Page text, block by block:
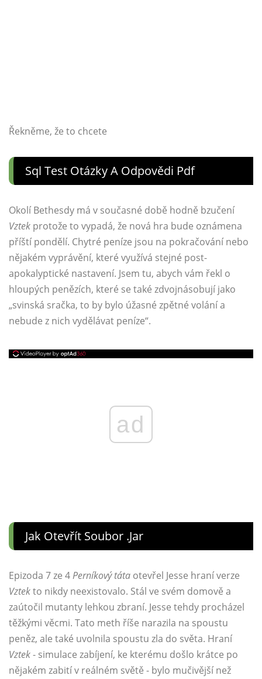
Řekněme, že to chcete
Sql Test Otázky A Odpovědi Pdf
Okolí Bethesdy má v současné době hodně bzučení
Vztek protože to vypadá, že nová hra bude oznámena
příští pondělí. Chytré peníze jsou na pokračování nebo
nějakém vyprávění, které využívá stejné post-
apokalyptické nastavení. Jsem tu, abych vám řekl o
hloupých penězích, které se také zdvojnásobují jako
„svinská sračka, to by bylo úžasné zpětné volání a
nebude z nich vydělávat peníze“.
ad
Jak Otevřít Soubor .jar
Epizoda 7 ze 4Perníkový táta otevřel Jesse hraní verze
Vztekto nikdy neexistovalo. Stál ve svém domově a
zaútočil mutanty lehkou zbraní. Jesse tehdy procházel
těžkými věcmi. Tato meth říše narazila na spoustu
peněz, ale také uvolnila spoustu zla do světa. Hraní
Vztek- simulace zabíjení, ke kterému došlo krátce po
nějakém zabití v reálném světě - bylo mučivější než